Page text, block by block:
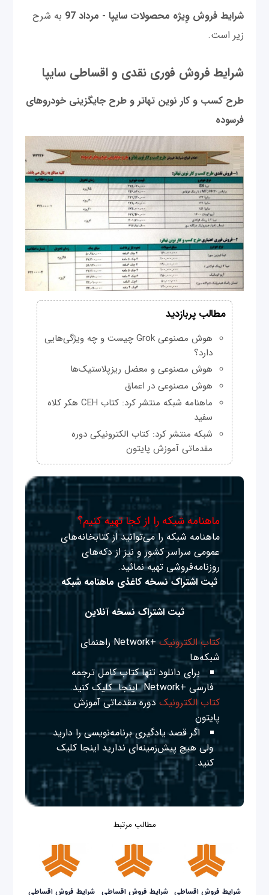
شرایط فروش وِیژه محصولات سایپا - مرداد 97
به شرح
زیر است.
شرایط فروش فوری نقدی و اقساطی سایپا
طرح کسب و کار نوین تهاتر و طرح جایگزینی خودروهای
فرسوده
مطالب پربازدید
هوش مصنوعی Grok چیست و چه ویژگی‌هایی
دارد؟
هوش مصنوعی و معضل ریزپلاستیک‌ها
هوش مصنوعی در اعماق
ماهنامه شبکه منتشر کرد: کتاب CEH هکر کلاه
سفید
شبکه منتشر کرد: کتاب الکترونیکی دوره
مقدماتی آموزش پایتون
ماهنامه شبکه را از کجا تهیه کنیم؟
ماهنامه شبکه را می‌توانید از کتابخانه‌های
عمومی سراسر کشور و نیز از دکه‌های
روزنامه‌فروشی تهیه نمائید.
ثبت اشتراک نسخه کاغذی ماهنامه شبکه
ثبت اشتراک نسخه آنلاین
کتاب الکترونیک
+Network راهنمای
شبکه‌ها
برای دانلود تنها کتاب کامل ترجمه
فارسی +Network
اینجا کلیک کنید.
کتاب الکترونیک دوره مقدماتی آموزش
پایتون
اگر قصد یادگیری برنامه‌نویسی را دارید
ولی هیچ پیش‌زمینه‌ای نداریداینجا کلیک
کنید.
مطالب مرتبط
شرایط فروش اقساطی شرایط فروش اقساطی شرایط فروش اقساطی